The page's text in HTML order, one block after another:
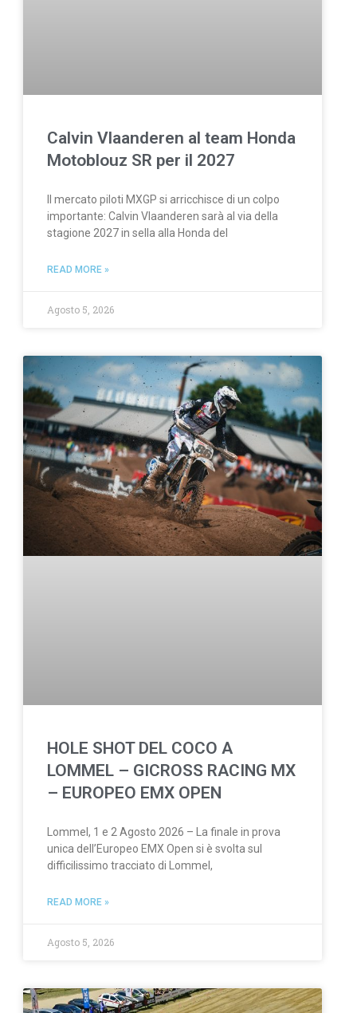
Calvin Vlaanderen al team Honda
Motoblouz SR per il 2027
Il mercato piloti MXGP si arricchisce di un colpo
importante: Calvin Vlaanderen sarà al via della
stagione 2027 in sella alla Honda del
READ MORE »
Agosto 5, 2026
HOLE SHOT DEL COCO A
LOMMEL – GICROSS RACING MX
– EUROPEO EMX OPEN
Lommel, 1 e 2 Agosto 2026 – La finale in prova
unica dell’Europeo EMX Open si è svolta sul
difficilissimo tracciato di Lommel,
READ MORE »
Agosto 5, 2026